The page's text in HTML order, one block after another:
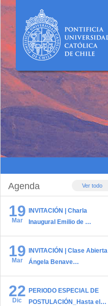
Ver todo
Agenda
19
Mar
INVITACIÓN | Charla
Inaugural Emilio de …
19
Mar
INVITACIÓN | Clase Abierta
Ángela Benave…
22
Dic
PERIODO ESPECIAL DE
POSTULACIÓN_Hasta el…